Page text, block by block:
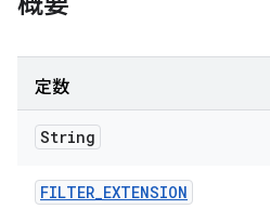
定数
String
FILTER_EXTENSION